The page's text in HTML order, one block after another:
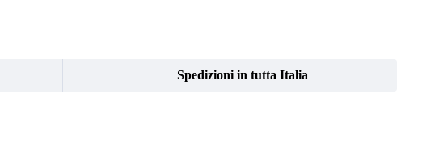
Spedizioni in tutta Italia